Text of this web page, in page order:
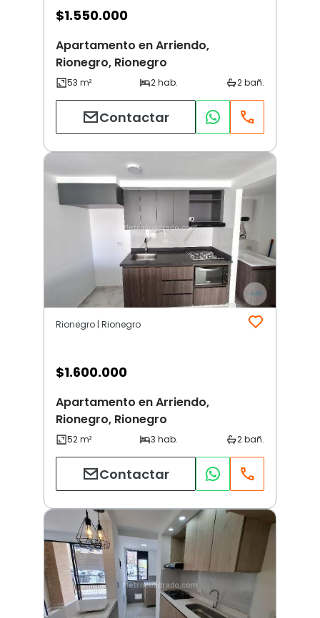
$1.550.000
Apartamento en Arriendo,
Rionegro, Rionegro
Contactar
Rionegro | Rionegro
$1.600.000
Apartamento en Arriendo,
Rionegro, Rionegro
Contactar